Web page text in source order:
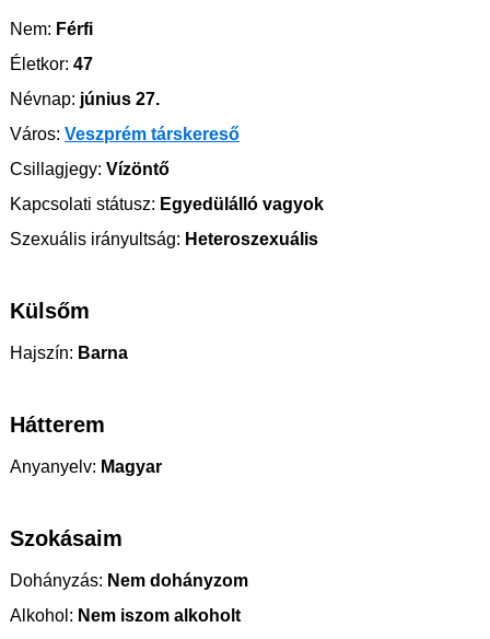
Nem: Férfi
Életkor: 47
Névnap: június 27.
Város: Veszprém társkereső
Csillagjegy: Vízöntő
Kapcsolati státusz: Egyedülálló vagyok
Szexuális irányultság: Heteroszexuális
Külsőm
Hajszín: Barna
Hátterem
Anyanyelv: Magyar
Szokásaim
Dohányzás: Nem dohányzom
Alkohol: Nem iszom alkoholt